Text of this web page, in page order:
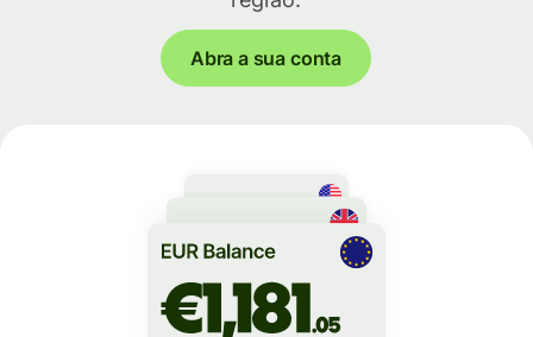
Abra a sua conta